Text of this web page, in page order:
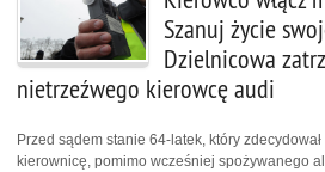
Szanuj życie
Dzielnicowa
nietrzeźwego kierowcę audi
Przed sądem stanie 64-latek, który
kierownicę, pomimo wcześniej spożywanego